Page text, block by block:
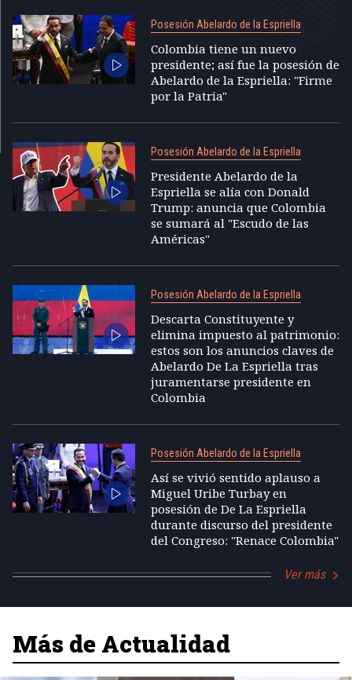
Posesión Abelardo de la Espriella
Colombia tiene un nuevo
presidente; así fue la posesión de
Abelardo de la Espriella: "Firme
por la Patria"
Posesión Abelardo de la Espriella
Presidente Abelardo de la
Espriella se alía con Donald
Trump: anuncia que Colombia
se sumará al "Escudo de las
Américas"
Posesión Abelardo de la Espriella
Descarta Constituyente y
elimina impuesto al patrimonio:
estos son los anuncios claves de
Abelardo De La Espriella tras
juramentarse presidente en
Colombia
Posesión Abelardo de la Espriella
Así se vivió sentido aplauso a
Miguel Uribe Turbay en
posesión de De La Espriella
durante discurso del presidente
del Congreso: "Renace Colombia"
Ver más
Más de Actualidad